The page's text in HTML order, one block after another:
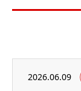
2026.06.09